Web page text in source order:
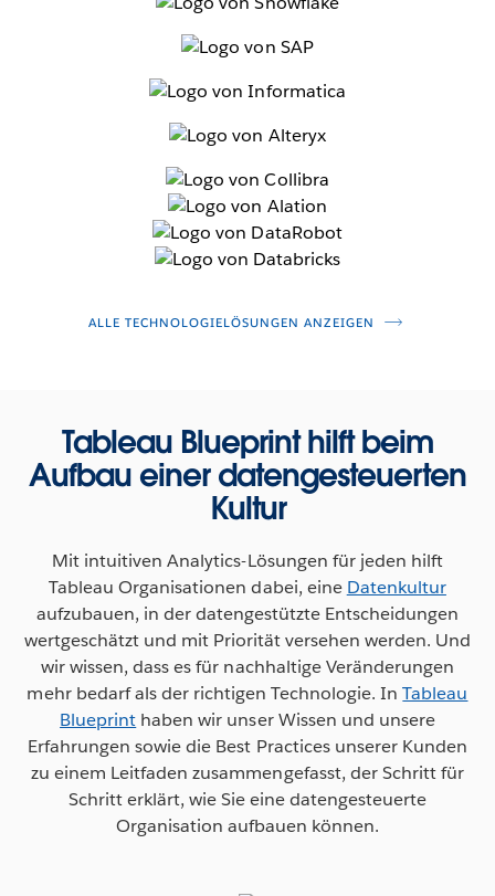
ALLE TECHNOLOGIELÖSUNGEN ANZEIGEN
Tableau Blueprint hilft beim
Aufbau einer datengesteuerten
Kultur
Mit intuitiven Analytics-Lösungen für jeden hilft
Tableau Organisationen dabei, eine Datenkultur
aufzubauen, in der datengestützte Entscheidungen
wertgeschätzt und mit Priorität versehen werden. Und
wir wissen, dass es für nachhaltige Veränderungen
mehr bedarf als der richtigen Technologie. InTableau
Blueprint haben wir unser Wissen und unsere
Erfahrungen sowie die Best Practices unserer Kunden
zu einem Leitfaden zusammengefasst, der Schritt für
Schritt erklärt, wie Sie eine datengesteuerte
Organisation aufbauen können.